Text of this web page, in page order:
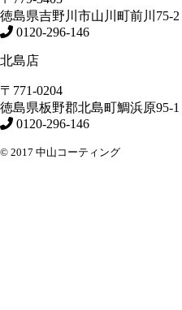
徳島県吉野川市山川町前川75-2
0120-296-146
北島店
〒771-0204
徳島県板野郡北島町鯛浜原95-1
0120-296-146
© 2017 中山コーティング